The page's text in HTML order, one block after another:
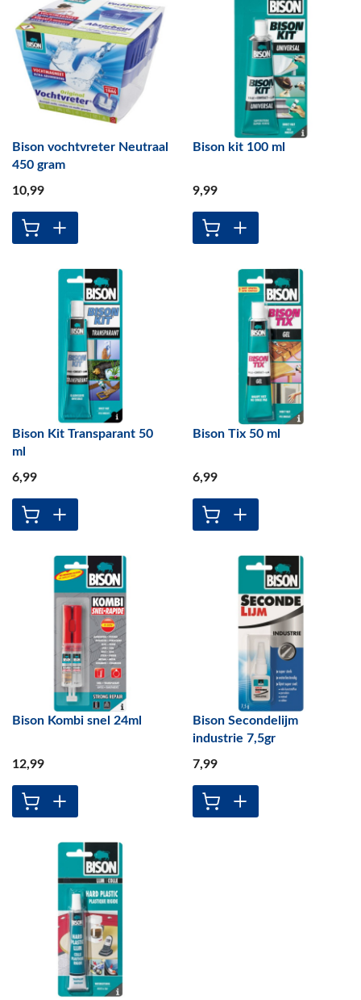
Bison vochtvreter Neutraal
450 gram
10,99
Bison kit 100 ml
9,99
Bison Kit Transparant 50
ml
6,99
Bison Tix 50 ml
6,99
Bison Kombi snel 24ml
12,99
Bison Secondelijm
industrie 7,5gr
7,99